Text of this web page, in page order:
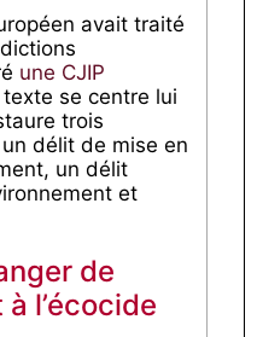
avait traité
une CJIP
texte se centre lui
trois
délit de mise en
un délit
et
de
l’écocide